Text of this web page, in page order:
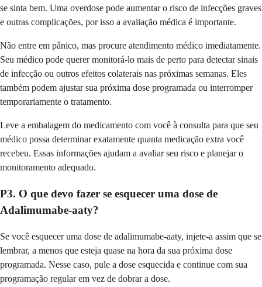
se sinta bem. Uma overdose pode aumentar o risco de infecções graves
e outras complicações, por isso a avaliação médica é importante.
Não entre em pânico, mas procure atendimento médico imediatamente.
Seu médico pode querer monitorá-lo mais de perto para detectar sinais
de infecção ou outros efeitos colaterais nas próximas semanas. Eles
também podem ajustar sua próxima dose programada ou interromper
temporariamente o tratamento.
Leve a embalagem do medicamento com você à consulta para que seu
médico possa determinar exatamente quanta medicação extra você
recebeu. Essas informações ajudam a avaliar seu risco e planejar o
monitoramento adequado.
P3. O que devo fazer se esquecer uma dose de
Adalimumabe-aaty?
Se você esquecer uma dose de adalimumabe-aaty, injete-a assim que se
lembrar, a menos que esteja quase na hora da sua próxima dose
programada. Nesse caso, pule a dose esquecida e continue com sua
programação regular em vez de dobrar a dose.